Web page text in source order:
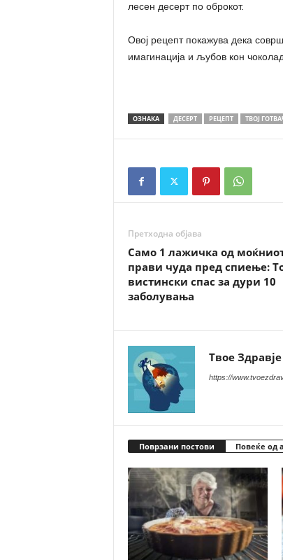
лесен десерт по оброкот.
Овој рецепт покажува дека
имагинација и љубов кон
ОЗНАКА ДЕСЕРТ РЕЦЕПТ ТВОЈ
Претходна објава
Само 1 лажичка од
прави чуда пред спиење:
вистински спас за дури 10
заболувања
Твое Здравје
https://
Поврзани постови Повеќе од